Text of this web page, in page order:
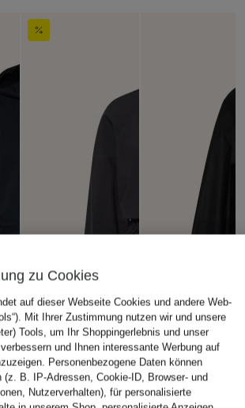
zu Cookies
auf dieser Webseite Cookies und andere Web-
Mit Ihrer Zustimmung nutzen wir und unsere
Tools, um Ihr Shoppingerlebnis und unser
und Ihnen interessante Werbung auf
Personenbezogene Daten können
(z. B. IP-Adressen, Cookie-ID, Browser- und
Nutzerverhalten), für personalisierte